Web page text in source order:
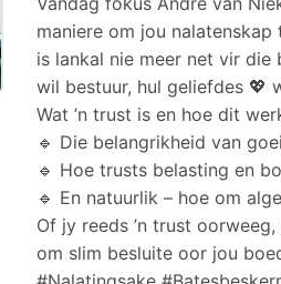
maniere om jou
is lankal nie meer net vir die
wil bestuur, hul geliefdes 💖
Wat ’n trust is en hoe dit
🔹 Die belangrikheid van
🔹 Hoe trusts belasting en
🔹 En natuurlik – hoe om
Of jy reeds ’n trust
om slim besluite oor jou